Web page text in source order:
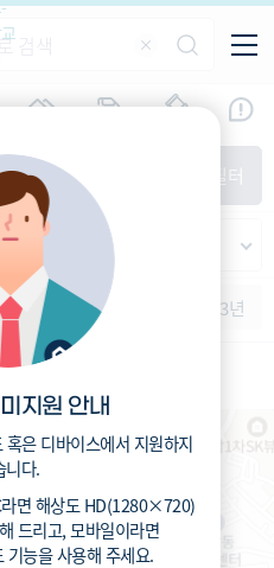
거래 전출입
인구
경매
전세 단지필터
례색상기준
6개월 1년 3년
지원 안내
은 디바이스에서 지원하지
니다.
라면 해상도 HD(1280×720)
드리고, 모바일이라면
기능을 사용해 주세요.